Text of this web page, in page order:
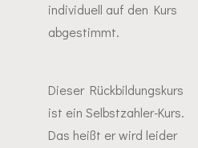
individuell auf den Kurs
abgestimmt.
Dieser Rückbildungskurs
ist ein Selbstzahler-Kurs.
Das heißt er wird leider